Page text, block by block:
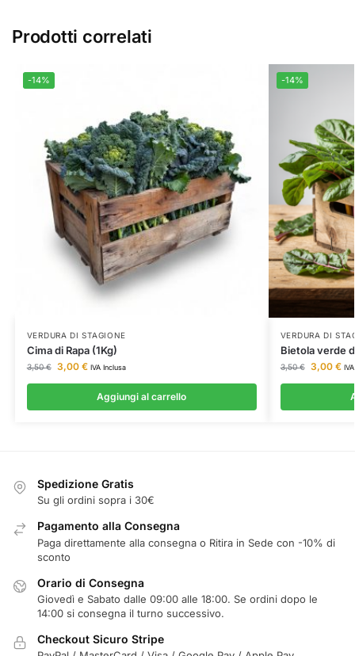
Prodotti correlati
-14%
VERDURA DI STAGIONE
Cima di Rapa (1Kg)
3,50€ 3,00 € IVA Inclusa
Aggiungi al carrello
-14%
VERDURA DI
Bietola verde
3,50€ 3,00 €
Spedizione Gratis
Su gli ordini sopra i 30€
Pagamento alla Consegna
Paga direttamente alla consegna o Ritira in Sede con -10% di
sconto
Orario di Consegna
Giovedì e Sabato dalle 09:00 alle 18:00. Se ordini dopo le
14:00 si consegna il turno successivo.
Checkout Sicuro Stripe